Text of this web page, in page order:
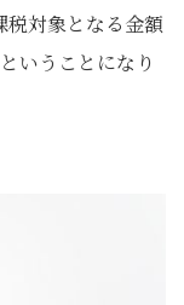
対象となる金額
いうことになり